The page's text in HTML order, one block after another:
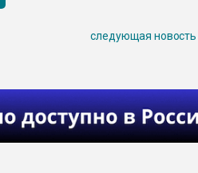
следующая новость